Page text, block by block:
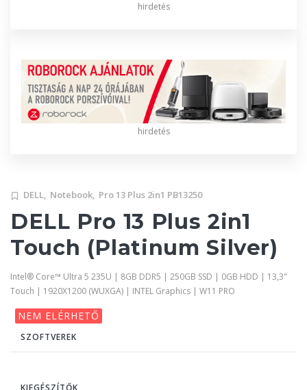
hirdetés
hirdetés
DELL, Notebook, Pro 13 Plus 2in1 PB13250
DELL Pro 13 Plus 2in1
Touch (Platinum Silver)
Intel® Core™ Ultra 5 235U | 8GB DDR5 | 250GB SSD | 0GB HDD | 13,3"
Touch | 1920X1200 (WUXGA) | INTEL Graphics | W11 PRO
NEM ELÉRHETŐ
SZOFTVEREK